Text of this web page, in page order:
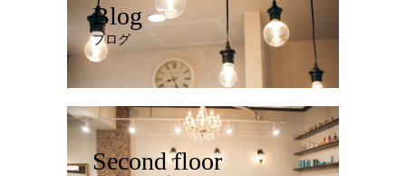
Blog
ブログ
Second floor